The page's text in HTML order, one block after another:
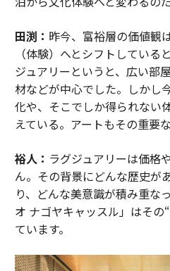
田渕： 昨今、富裕層の価値観
（体験）へとシフトしている
ジュアリーというと、広い部
材などが中心でした。しかし
化や、そこでしか得られない
えている。アートもその重要
裕人： ラグジュアリーは価格
ん。その背景にどんな歴史が
り、どんな美意識が積み重
オ ナゴヤキャッスル」はその
ています。